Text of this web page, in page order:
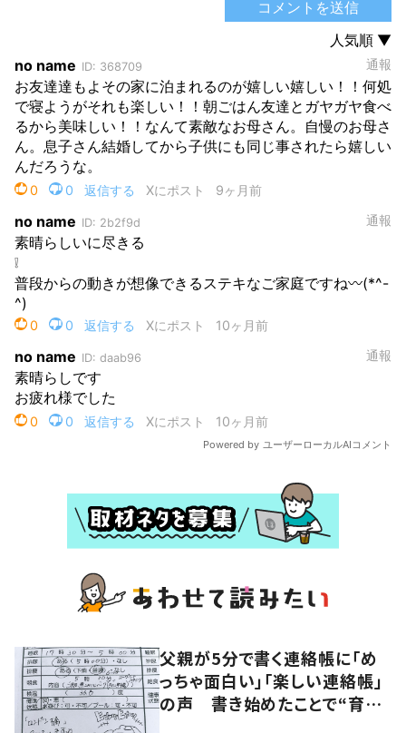
父親が5分で書く連絡帳に「め
っちゃ面白い」「楽しい連絡帳」
の声 書き始めたことで“育児